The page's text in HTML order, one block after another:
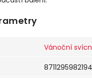
Vánoční
8711295982194